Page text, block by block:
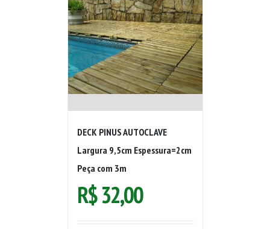
DECK PINUS AUTOCLAVE
Largura 9,5cm Espessura=2cm
Peça com 3m
R$32,00